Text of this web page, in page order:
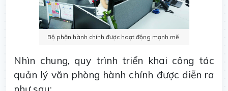
Bộ phận hành chính được hoạt động mạnh mẽ
Nhìn chung, quy trình triển khai công tác
quản lý văn phòng hành chính được diễn ra